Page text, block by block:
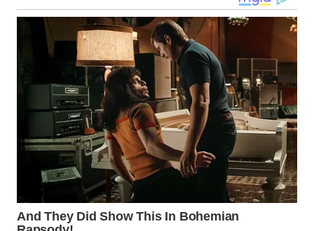
WN
KALTIM
SULSEL
WN
GORONTALO
WN
SULUT